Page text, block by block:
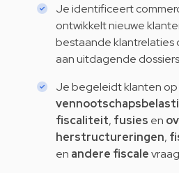
Je identificeert
ontwikkelt nieuwe
bestaande klantrelaties
aan uitdagende
Je begeleidt klanten op
fiscaliteit, fusies en
herstructureringen,
en andere fiscale